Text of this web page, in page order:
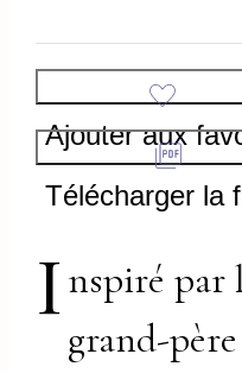
Ajouter aux
Télécharger la
Inspiré par
grand-